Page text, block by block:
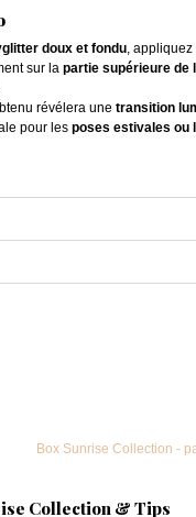
doux et fondu, appliquez
sur la partie supérieure de
révélera une transition
pour les poses estivales ou
Collection & Tips